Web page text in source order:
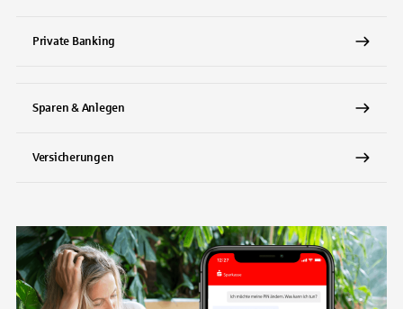
Private Banking
Sparen & Anlegen
Versicherungen